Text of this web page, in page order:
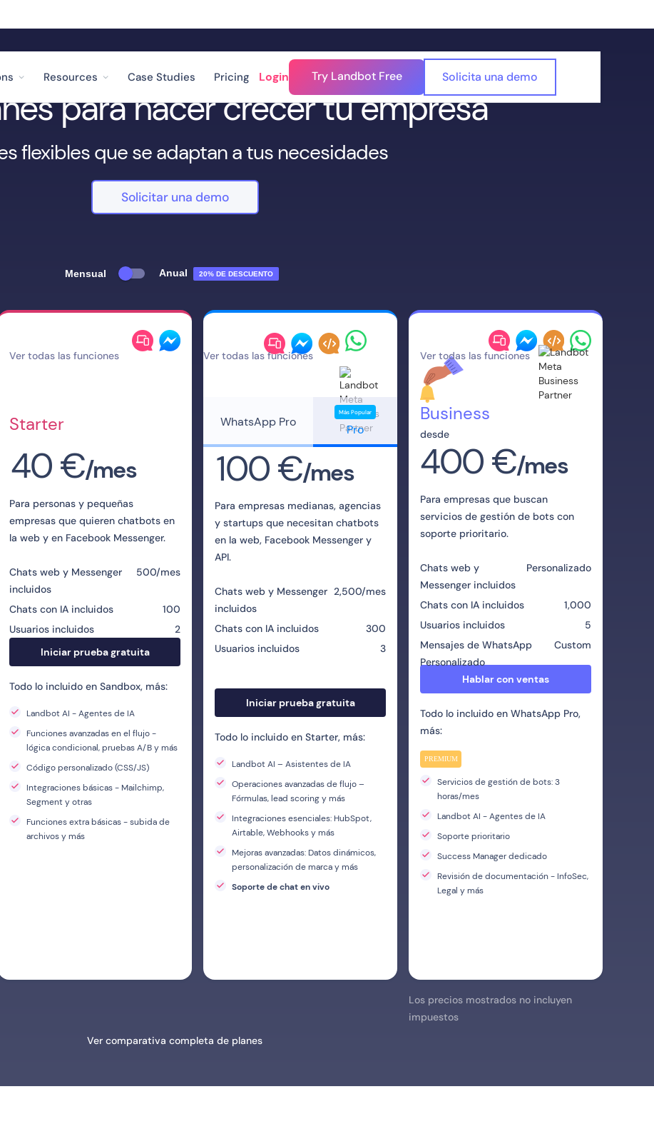
Resources Case Studies Pricing Login Try Landbot Free Solicita una demo
para hacer crecer tu empresa
flexibles que se adaptan a tus necesidades
Solicitar una demo
Mensual Anual 20% DE DESCUENTO
Starter
40 €/mes
Para personas y pequeñas
empresas que quieren chatbots en
la web y en Facebook Messenger.
Chats web y Messenger
incluidos
500/mes
Chats con IA incluidos
100
Usuarios incluidos
2
Iniciar prueba gratuita
Todo lo incluido en Sandbox, más:
Landbot AI - Agentes de IA
Funciones avanzadas en el flujo -
lógica condicional, pruebas A/B y más
Código personalizado (CSS/JS)
Integraciones básicas - Mailchimp,
Segment y otras
Funciones extra básicas - subida de
archivos y más
Ver todas las funciones
WhatsApp Pro
Más Popular
Pro
100 €/mes
Para empresas medianas, agencias
y startups que necesitan chatbots
en la web, Facebook Messenger y
API.
Chats web y Messenger
incluidos
2,500/mes
Chats con IA incluidos
300
Usuarios incluidos
3
Iniciar prueba gratuita
Todo lo incluido en Starter, más:
Landbot AI – Asistentes de IA
Operaciones avanzadas de flujo –
Fórmulas, lead scoring y más
Integraciones esenciales: HubSpot,
Airtable, Webhooks y más
Mejoras avanzadas: Datos dinámicos,
personalización de marca y más
Soporte de chat en vivo
Ver todas las funciones
Business
desde
400 €/mes
Para empresas que buscan
servicios de gestión de bots con
soporte prioritario.
Chats web y
Messenger incluidos
Personalizado
Chats con IA incluidos
1,000
Usuarios incluidos
5
Mensajes de WhatsApp
Personalizado
Custom
Hablar con ventas
Todo lo incluido en WhatsApp Pro,
más:
Ver todas las funciones
PREMIUM
Servicios de gestión de bots: 3
horas/mes
Landbot AI - Agentes de IA
Soporte prioritario
Success Manager dedicado
Revisión de documentación - InfoSec,
Legal y más
Los precios mostrados no incluyen
impuestos
Ver comparativa completa de planes